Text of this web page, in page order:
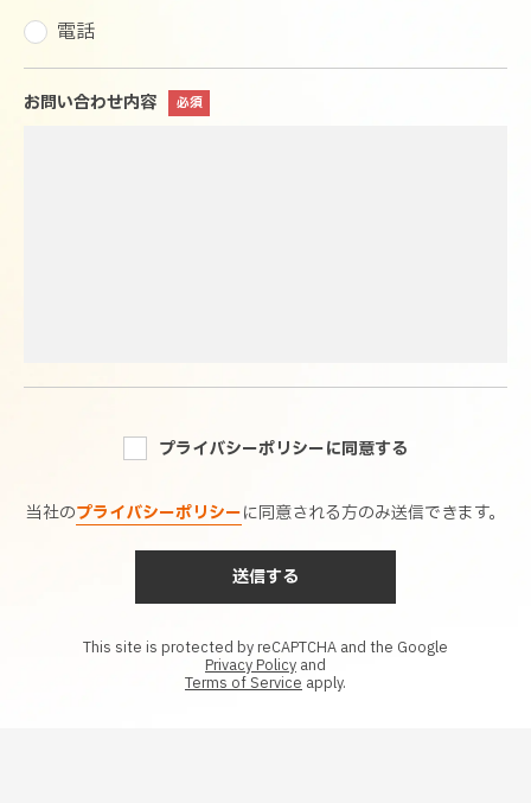
電話
お問い合わせ内容
プライバシーポリシーに同意する
当社のプライバシーポリシーに同意される方のみ送信できます。
This site is protected by reCAPTCHA and the Google
Privacy Policy and
Terms of Service apply.